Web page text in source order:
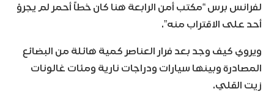
لفرانس برس “مكتب أمن الرابعة هنا كان خطاً أحمر لم يجرؤ
أحد على الاقتراب منه”.
ويروي كيف وجد بعد فرار العناصر كمية هائلة من البضائع
المصادرة وبينها سيارات ودراجات نارية ومئات غالونات
زيت القلي.